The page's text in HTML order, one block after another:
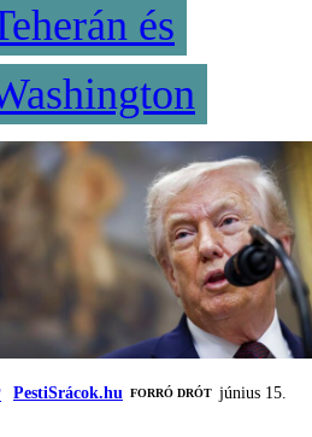
és
PestiSrácok.hu FORRÓ DRÓT június 15.